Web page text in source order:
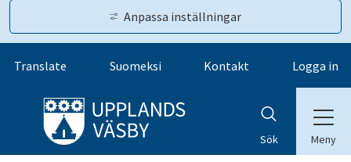
Anpassa inställningar
Gå till innehåll
Translate Suomeksi Kontakt Logga in
Sök Meny